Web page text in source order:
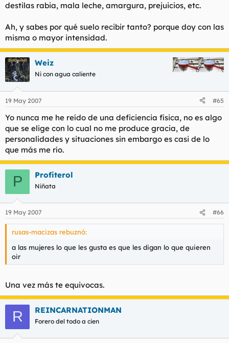
destilas rabia, mala leche, amargura, prejuicios, etc.
Ah, y sabes por qué suelo recibir tanto? porque doy con las
misma o mayor intensidad.
Weiz
Ni con agua caliente
19 May 2007 #65
Yo nunca me he reído de una deficiencia física, no es algo
que se elige con lo cual no me produce gracia, de
personalidades y situaciones sin embargo es casi de lo
que más me río.
P Profiterol
Niñata
19 May 2007 #66
rusas-macizas rebuznó:
a las mujeres lo que les gusta es que les digan lo que quieren
oir
Una vez más te equivocas.
R REINCARNATIONMAN
Forero del todo a cien